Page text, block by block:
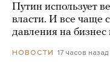
Путин использует
власти. И все чаще
давления на
НОВОСТИ 17 часов назад